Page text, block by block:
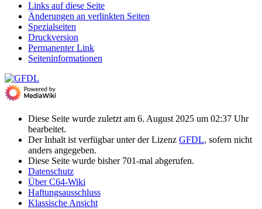
Links auf diese Seite
Änderungen an verlinkten Seiten
Spezialseiten
Druckversion
Permanenter Link
Seiten­­informationen
Diese Seite wurde zuletzt am 6. August 2025 um 02:37 Uhr
bearbeitet.
Der Inhalt ist verfügbar unter der Lizenz GFDL, sofern nicht
anders angegeben.
Diese Seite wurde bisher 701-mal abgerufen.
Datenschutz
Über C64-Wiki
Haftungsausschluss
Klassische Ansicht